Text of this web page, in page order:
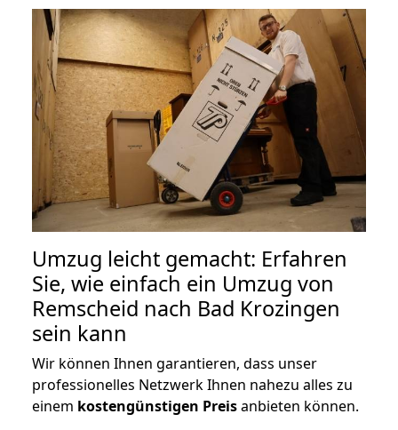
Umzug leicht gemacht: Erfahren
Sie, wie einfach ein Umzug von
Remscheid nach Bad Krozingen
sein kann
Wir können Ihnen garantieren, dass unser
professionelles Netzwerk Ihnen nahezu alles zu
einem kostengünstigen Preisanbieten können.